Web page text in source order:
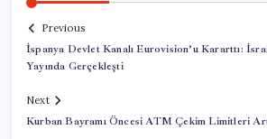
Previous
İspanya Devlet Kanalı Eurovision’u Kararttı:
Yayında Gerçekleşti
Next
Kurban Bayramı Öncesi ATM Çekim Limitleri